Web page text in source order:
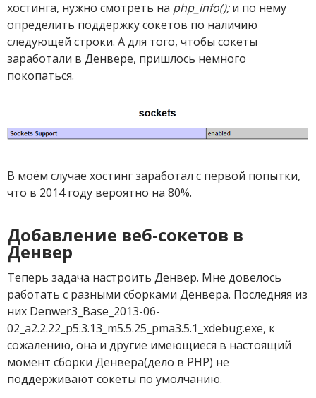
хостинга, нужно смотреть на php_info();и по нему
определить поддержку сокетов по наличию
следующей строки. А для того, чтобы сокеты
заработали в Денвере, пришлось немного
покопаться.
В моём случае хостинг заработал с первой попытки,
что в 2014 году вероятно на 80%.
Добавление веб-сокетов в
Денвер
Теперь задача настроить Денвер. Мне довелось
работать с разными сборками Денвера. Последняя из
них Denwer3_Base_2013-06-
02_a2.2.22_p5.3.13_m5.5.25_pma3.5.1_xdebug.exe, к
сожалению, она и другие имеющиеся в настоящий
момент сборки Денвера(дело в PHP) не
поддерживают сокеты по умолчанию.